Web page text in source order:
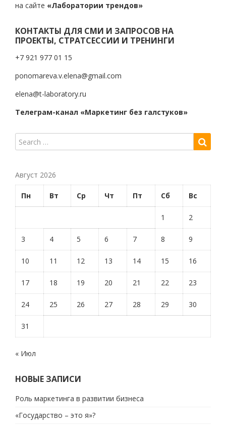
на сайте «Лаборатории трендов»
КОНТАКТЫ ДЛЯ СМИ И ЗАПРОСОВ НА
ПРОЕКТЫ, СТРАТСЕССИИ И ТРЕНИНГИ
+7 921 977 01 15
ponomareva.v.elena@gmail.com
elena@t-laboratory.ru
Телеграм-канал «Маркетинг без галстуков»
Август 2026
Пн Вт Ср Чт Пт Сб Вс
1 2
3 4 5 6 7 8 9
10 11 12 13 14 15 16
17 18 19 20 21 22 23
24 25 26 27 28 29 30
31
« Июл
НОВЫЕ ЗАПИСИ
Роль маркетинга в развитии бизнеса
«Государство – это я»?